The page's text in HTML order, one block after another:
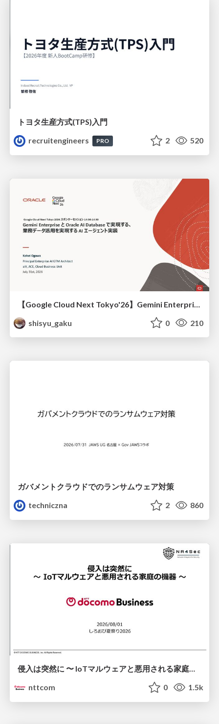
トヨタ⽣産⽅式(TPS)⼊⾨
recruitengineers
PRO 2 520
shisyu_gaku
0 210
ガバメントクラウドでのランサムウェア対策
techniczna
2 860
侵入は突然に 〜 IoTマルウェアと悪用される家庭の機器 ～ / When Intrusion Strikes: IoT Malware and the Abuse of Home Devices
nttcom
0 1.5k